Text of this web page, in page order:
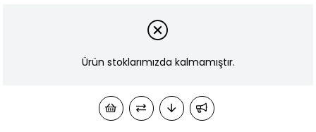
Ürün stoklarımızda kalmamıştır.